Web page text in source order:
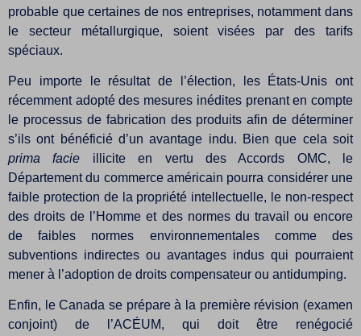
probable que certaines de nos entreprises, notamment dans
le secteur métallurgique, soient visées par des tarifs
spéciaux.
Peu importe le résultat de l’élection, les États-Unis ont
récemment adopté des mesures inédites prenant en compte
le processus de fabrication des produits afin de déterminer
s’ils ont bénéficié d’un avantage indu. Bien que cela soit
prima facie illicite en vertu des Accords OMC, le
Département du commerce américain pourra considérer une
faible protection de la propriété intellectuelle, le non-respect
des droits de l’Homme et des normes du travail ou encore
de faibles normes environnementales comme des
subventions indirectes ou avantages indus qui pourraient
mener à l’adoption de droits compensateur ou antidumping.
Enfin, le Canada se prépare à la première révision (examen
conjoint) de l’ACÉUM, qui doit être renégocié